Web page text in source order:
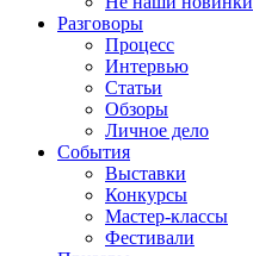
Разговоры
Процесс
Интервью
Статьи
Обзоры
Личное дело
События
Выставки
Конкурсы
Мастер-классы
Фестивали